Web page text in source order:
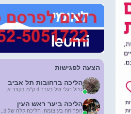
הצעה לפגישות
הליכה ברחובות תל אביב
טיול רגלי של בערך 4 ק"מ בקצב א...
הליכה ביער ראש העין
הפריחה בעיצומה, הליכה קלה של 3...